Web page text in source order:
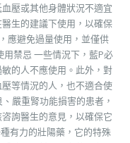
壓或其他身體狀況不適宜
生的建議下使用，以確保
應避免過量使用，並僅供
禁忌 一些情況下，藍P必
的人不應使用。此外，對
等情況的人，也不適合使
嚴重腎功能損害的患者，
詢醫生的意見，以確保它
有力的壯陽藥，它的特殊